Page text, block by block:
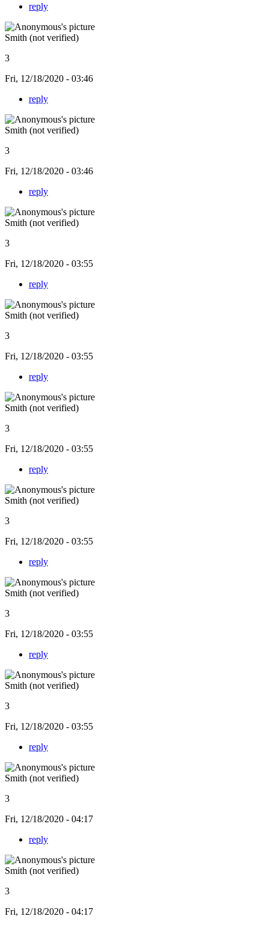
reply
Smith (not verified)
3
Fri, 12/18/2020 - 03:46
reply
Smith (not verified)
3
Fri, 12/18/2020 - 03:46
reply
Smith (not verified)
3
Fri, 12/18/2020 - 03:55
reply
Smith (not verified)
3
Fri, 12/18/2020 - 03:55
reply
Smith (not verified)
3
Fri, 12/18/2020 - 03:55
reply
Smith (not verified)
3
Fri, 12/18/2020 - 03:55
reply
Smith (not verified)
3
Fri, 12/18/2020 - 03:55
reply
Smith (not verified)
3
Fri, 12/18/2020 - 03:55
reply
Smith (not verified)
3
Fri, 12/18/2020 - 04:17
reply
Smith (not verified)
3
Fri, 12/18/2020 - 04:17